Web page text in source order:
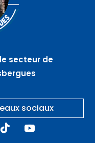
secteur de
sociaux